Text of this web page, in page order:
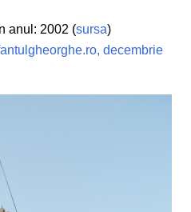
anul: 2002 (sursa)
decembrie